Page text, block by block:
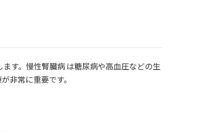
す。慢性腎臓病 は糖尿病や高血圧などの生
が非常に重要です。